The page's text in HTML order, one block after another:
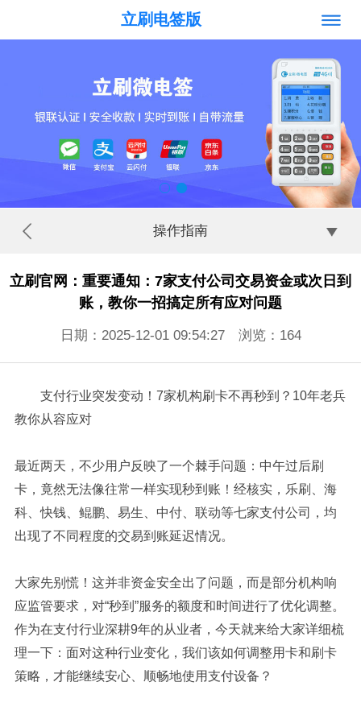
立刷电签版
操作指南
立刷官网：重要通知：7家支付公司交易资金或次日到
账，教你一招搞定所有应对问题
日期：2025-12-01 09:54:27 浏览： 164
支付行业突发变动！7家机构刷卡不再秒到？10年老兵
教你从容应对
最近两天，不少用户反映了一个棘手问题：中午过后刷
卡，竟然无法像往常一样实现秒到账！经核实，乐刷、海
科、快钱、鲲鹏、易生、中付、联动等七家支付公司，均
出现了不同程度的交易到账延迟情况。
大家先别慌！这并非资金安全出了问题，而是部分机构响
应监管要求，对“秒到”服务的额度和时间进行了优化调整。
作为在支付行业深耕9年的从业者，今天就来给大家详细梳
理一下：面对这种行业变化，我们该如何调整用卡和刷卡
策略，才能继续安心、顺畅地使用支付设备？